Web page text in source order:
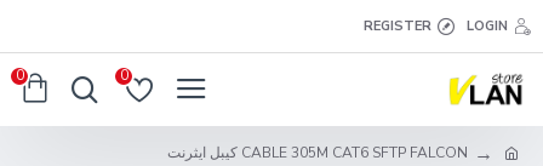
LOGIN
REGISTER
0
0
CABLE 305M CAT6 SFTP FALCON كيبل ايثرنت